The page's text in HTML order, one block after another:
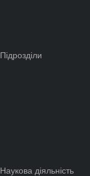
Підрозділи
Наукова діяльність